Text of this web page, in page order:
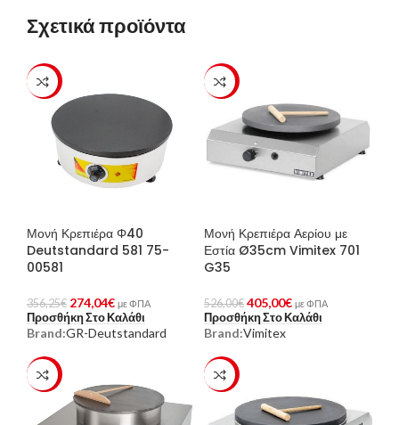
Σχετικά προϊόντα
-23%
Μονή Κρεπιέρα Φ40
Deutstandard 581 75-
00581
356,25€ 274,04€ με ΦΠΑ
Προσθήκη Στο Καλάθι
Brand:GR-Deutstandard
-23%
Μονή Κρεπιέρα Αερίου με
Εστία Ø35cm Vimitex 701
G35
526,00€ 405,00€ με ΦΠΑ
Προσθήκη Στο Καλάθι
Brand:Vimitex
-23% -23%